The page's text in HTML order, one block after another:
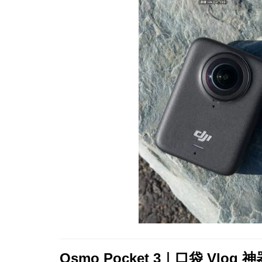
Osmo Pocket 3｜口袋 Vlog 神